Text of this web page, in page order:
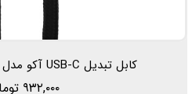
کابل تبدیل USB-C آکو مدل AC-19 طول 1 متر
۹۳۲,۰۰۰ تومان